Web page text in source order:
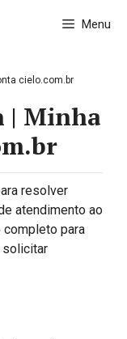
Menu
cielo.com.br
| Minha
resolver
atendimento ao
completo para
solicitar